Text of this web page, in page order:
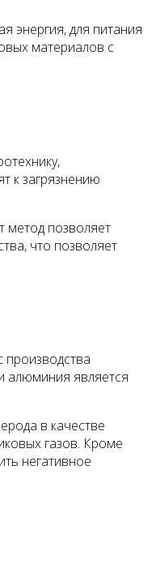
энергия, для питания
материалов с
к загрязнению
метод позволяет
что позволяет
алюминия является
в качестве
газов. Кроме
негативное